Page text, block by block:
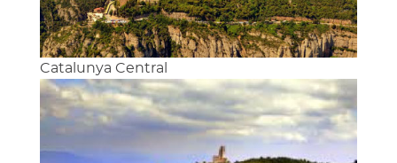
Catalunya Central